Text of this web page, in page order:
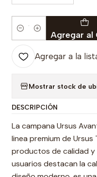
Cantidad Agregar al
Agregar a la
Mostrar stock de
DESCRIPCIÓN
La campana Ursus
linea premium de
productos de calidad y
usuarios destacan la